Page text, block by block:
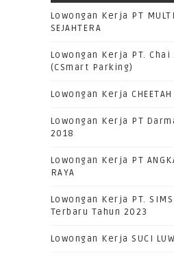
Lowongan Kerja PT
SEJAHTERA
Lowongan Kerja PT. Chai
(CSmart Parking)
Lowongan Kerja CHEETAH
Lowongan Kerja PT
2018
Lowongan Kerja PT
RAYA
Lowongan Kerja PT. SIMS
Terbaru Tahun 2023
Lowongan Kerja SUCI